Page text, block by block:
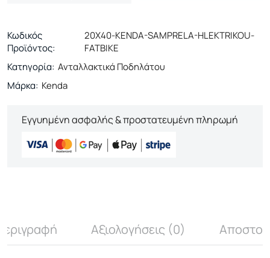
Κωδικός
Προϊόντος:
20X40-KENDA-SAMPRELA-HLEKTRIKOU-
FATBIKE
Κατηγορία: Ανταλλακτικά Ποδηλάτου
Μάρκα: Kenda
Εγγυημένη ασφαλής & προστατευμένη πληρωμή
Αξιολογήσεις (0)